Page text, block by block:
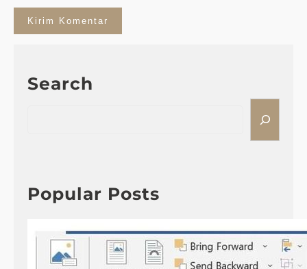
Search
h
Popular Posts